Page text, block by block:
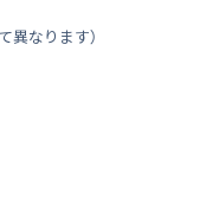
なります）